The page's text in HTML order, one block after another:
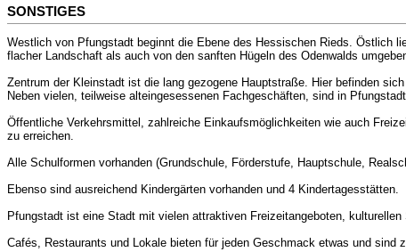
SONSTIGES
Westlich von Pfungstadt beginnt die Ebene des Hessischen Rieds. Östlich
flacher Landschaft als auch von den sanften Hügeln des Odenwalds
Zentrum der Kleinstadt ist die lang gezogene Hauptstraße. Hier befinden
Neben vielen, teilweise alteingesessenen Fachgeschäften, sind in
Öffentliche Verkehrsmittel, zahlreiche Einkaufsmöglichkeiten wie auch
zu erreichen.
Alle Schulformen vorhanden (Grundschule, Förderstufe, Hauptschule,
Ebenso sind ausreichend Kindergärten vorhanden und 4 Kindertagesstätten.
Pfungstadt ist eine Stadt mit vielen attraktiven Freizeitangeboten,
Cafés, Restaurants und Lokale bieten für jeden Geschmack etwas und